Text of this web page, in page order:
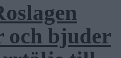
och bjuder